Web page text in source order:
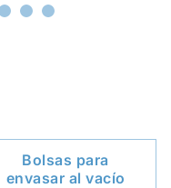
Bolsas para
envasar al vacío